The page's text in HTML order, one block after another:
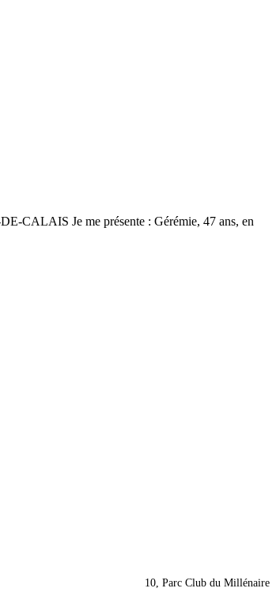
Je me présente : Gérémie, 47 ans, en
10, Parc Club du Millénaire